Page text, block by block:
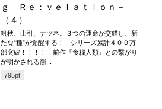
ｇ Ｒｅ：ｖｅｌａｔｉｏｎ－
（４）
帆秋、山引、ナツネ。３つの運命が交錯し、新
たな“種”が覚醒する！ シリーズ累計４００万
部突破！！！！ 前作『食糧人類』との繋がり
が明かされる衝...
795pt